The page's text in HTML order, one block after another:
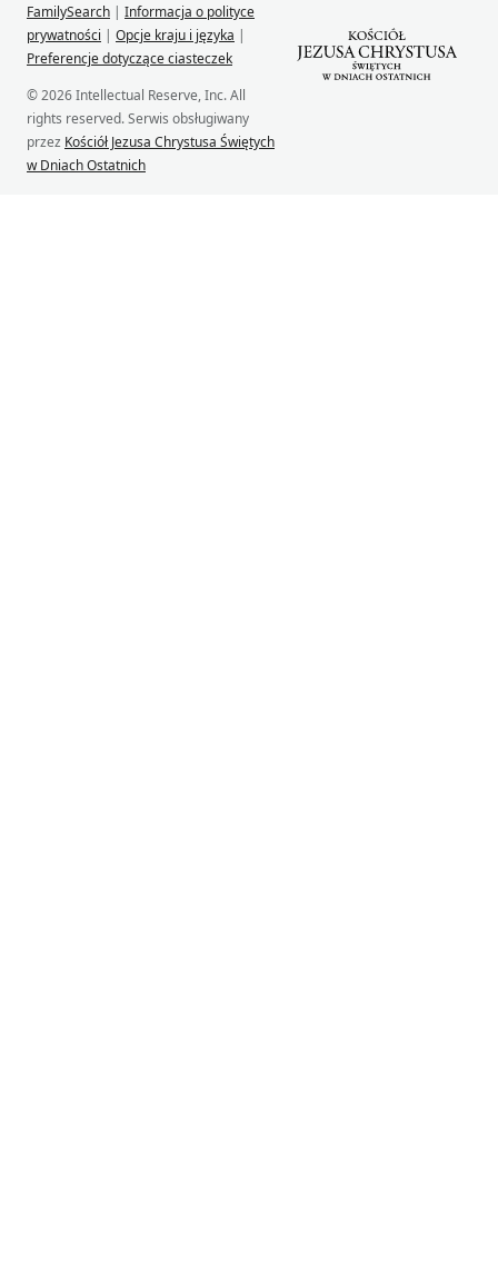
FamilySearch | Informacja o polityce
prywatności | Opcje kraju i języka |
Preferencje dotyczące ciasteczek
© 2026 Intellectual Reserve, Inc. All
rights reserved. Serwis obsługiwany
przez Kościół Jezusa Chrystusa Świętych
w Dniach Ostatnich